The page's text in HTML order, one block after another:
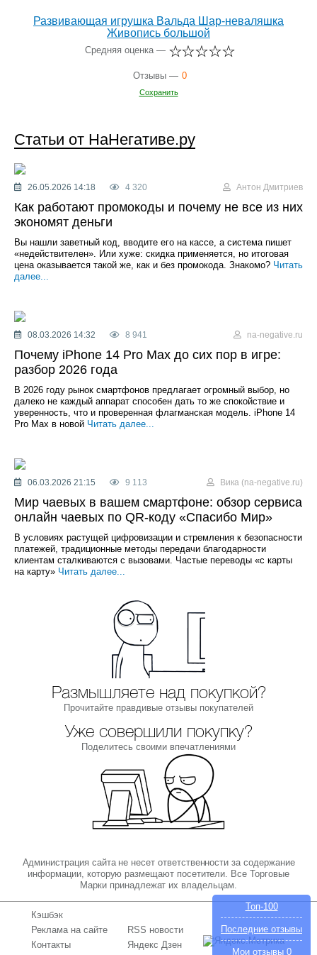
Развивающая игрушка Вальда Шар-неваляшка
Живопись большой
Средняя оценка —
Отзывы — 0
Сохранить
Статьи от НаНегативе.ру
26.05.2026 14:18 4 320 Антон Дмитриев
Как работают промокоды и почему не все из них
экономят деньги
Вы нашли заветный код, вводите его на кассе, а система пишет
«недействителен». Или хуже: скидка применяется, но итоговая
цена оказывается такой же, как и без промокода. Знакомо? Читать
далее...
08.03.2026 14:32 8 941 na-negative.ru
Почему iPhone 14 Pro Max до сих пор в игре:
разбор 2026 года
В 2026 году рынок смартфонов предлагает огромный выбор, но
далеко не каждый аппарат способен дать то же спокойствие и
уверенность, что и проверенная флагманская модель. iPhone 14
Pro Max в новой Читать далее...
06.03.2026 21:15 9 113 Вика (na-negative.ru)
Мир чаевых в вашем смартфоне: обзор сервиса
онлайн чаевых по QR-коду «Спасибо Мир»
В условиях растущей цифровизации и стремления к безопасности
платежей, традиционные методы передачи благодарности
клиентам сталкиваются с вызовами. Частые переводы «с карты
на карту» Читать далее...
Размышляете над покупкой?
Прочитайте правдивые отзывы покупателей
Уже совершили покупку?
Поделитесь своими впечатлениями
Администрация сайта не несет ответственности за содержание
информации, которую размещают посетители. Все Торговые
Марки принадлежат их владельцам.
Кэшбэк
Реклама на сайте
Контакты
RSS новости
Яндекс Дзен
Топ-100
Последние отзывы
Мои отзывы0